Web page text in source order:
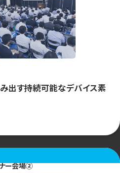
出す持続可能なデバイス素
ー会場②